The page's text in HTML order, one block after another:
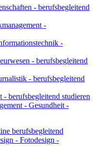
- berufsbegleitend
-
-
- berufsbegleitend
- berufsbegleitend
- berufsbegleitend studieren
- Gesundheit -
berufsbegleitend
- Fotodesign -